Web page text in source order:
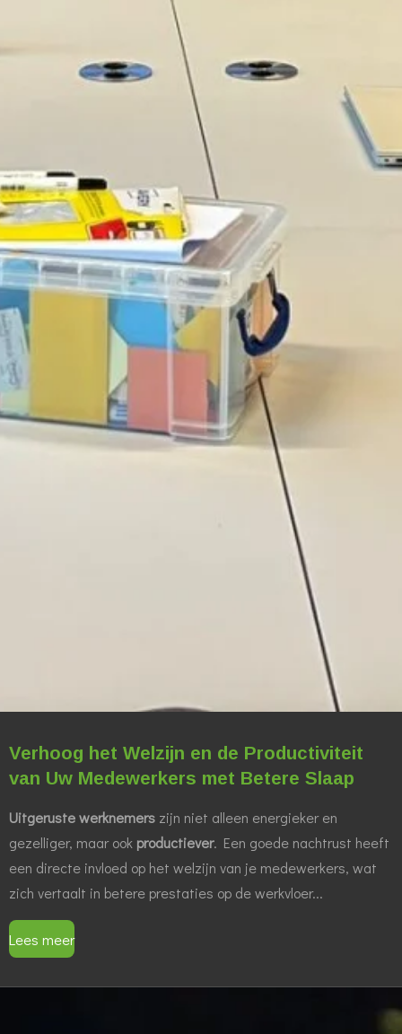
Verhoog het Welzijn en de Productiviteit
van Uw Medewerkers met Betere Slaap
Uitgeruste werknemers zijn niet alleen energieker en
gezelliger, maar ook productiever. Een goede nachtrust heeft
een directe invloed op het welzijn van je medewerkers, wat
zich vertaalt in betere prestaties op de werkvloer...
Lees meer